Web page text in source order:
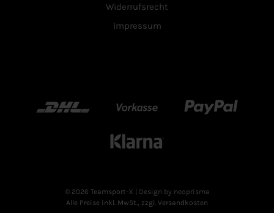
Widerrufsrecht
Impressum
DHL Vorkasse Paypal
Klarn
© 2026 Teamsport-X
| Design by neoprisma
Alle Preise inkl. MwSt., zzgl. Versandkosten